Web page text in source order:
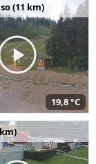
(11 km)
19,8 °C